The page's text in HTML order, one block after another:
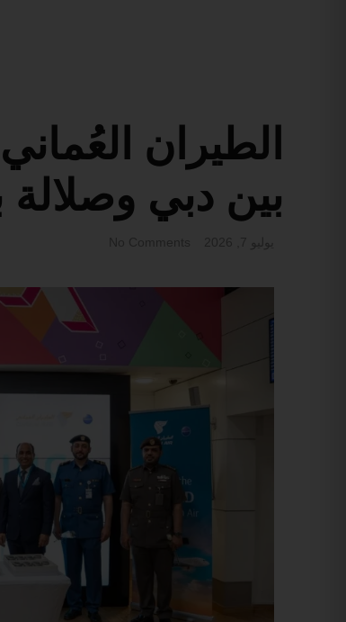
الطيران
بين دبي وصلالة بـ3 رحلات